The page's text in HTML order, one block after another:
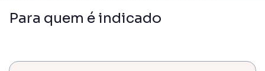
Para quem é indicado